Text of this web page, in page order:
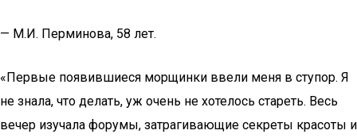
— М.И. Перминова, 58 лет.
«Первые появившиеся морщинки ввели меня в ступор. Я
не знала, что делать, уж очень не хотелось стареть. Весь
вечер изучала форумы, затрагивающие секреты красоты и